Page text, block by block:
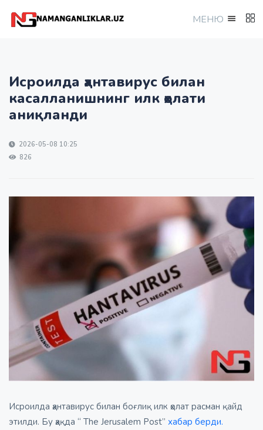
МEНЮ
Исроилда ҳантавирус билан
касалланишнинг илк ҳолати
аниқланди
2026-05-08 10:25
826
Исроилда ҳантавирус билан боғлиқ илк ҳолат расман қайд
этилди. Бу ҳақда “ The Jerusalem Post” хабар берди.